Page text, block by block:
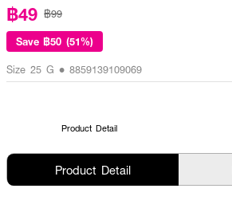
฿49 ฿99
Save ฿50 (51%)
Size 25 G • 8859139109069
Product Detail
Product Detail